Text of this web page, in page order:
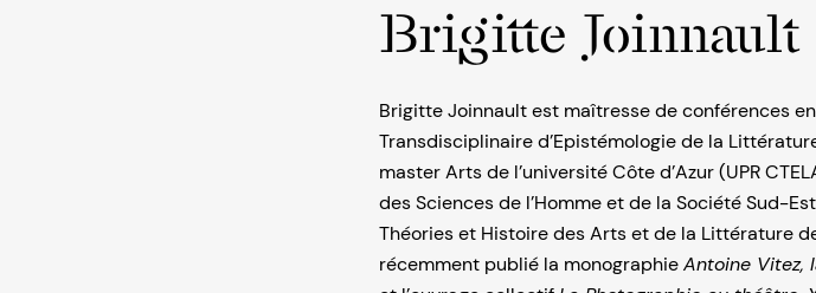
Brigitte Joinnault
Brigitte Joinnault est maîtresse de conférences
Transdisciplinaire d’Epistémologie de la
master Arts de l’université Côte d’Azur (UPR
des Sciences de l’Homme et de la Société Sud-
Théories et Histoire des Arts et de la Littérature
récemment publié la monographieAntoine Vitez,